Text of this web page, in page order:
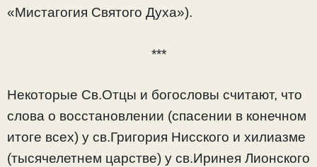
«Мистагогия Святого Духа»).
***
Некоторые Св.Отцы и богословы считают, что
слова о восстановлении (спасении в конечном
итоге всех) у св.Григория Нисского и хилиазме
(тысячелетнем царстве) у св.Иринея Лионского